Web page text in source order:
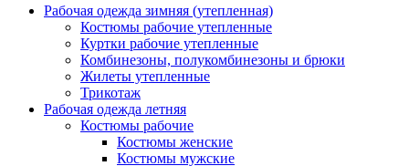
Рабочая одежда зимняя (утепленная)
Костюмы рабочие утепленные
Куртки рабочие утепленные
Комбинезоны, полукомбинезоны и брюки
Жилеты утепленные
Трикотаж
Рабочая одежда летняя
Костюмы рабочие
Костюмы женские
Костюмы мужские